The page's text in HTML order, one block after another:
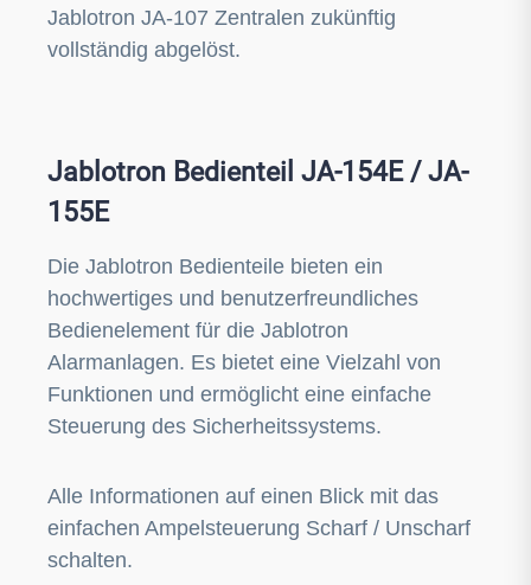
Jablotron JA-107 Zentralen zukünftig
vollständig abgelöst.
Jablotron Bedienteil JA-154E / JA-
155E
Die Jablotron Bedienteile bieten ein
hochwertiges und benutzerfreundliches
Bedienelement für die Jablotron
Alarmanlagen. Es bietet eine Vielzahl von
Funktionen und ermöglicht eine einfache
Steuerung des Sicherheitssystems.
Alle Informationen auf einen Blick mit das
einfachen Ampelsteuerung Scharf / Unscharf
schalten.